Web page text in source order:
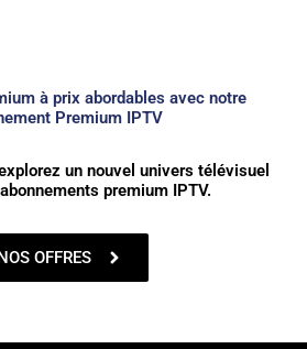
à prix abordables avec notre
Premium IPTV
un nouvel univers télévisuel
premium IPTV.
NOS OFFRES